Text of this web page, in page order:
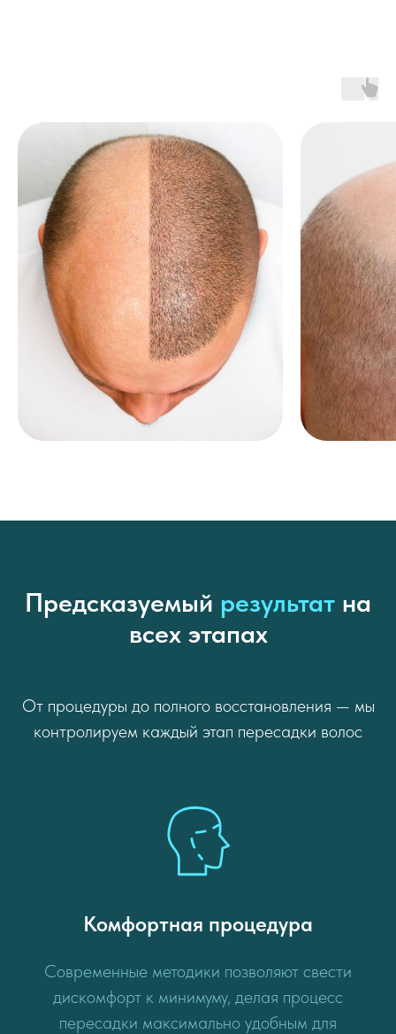
Предсказуемый результат на
всех этапах
От процедуры до полного восстановления — мы
контролируем каждый этап пересадки волос
Комфортная процедура
Современные методики позволяют свести
дискомфорт к минимуму, делая процесс
пересадки максимально удобным для